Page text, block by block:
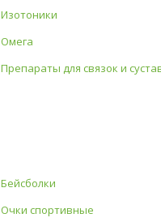
Изотоники
Омега
Препараты для связок и
Бейсболки
Очки спортивные